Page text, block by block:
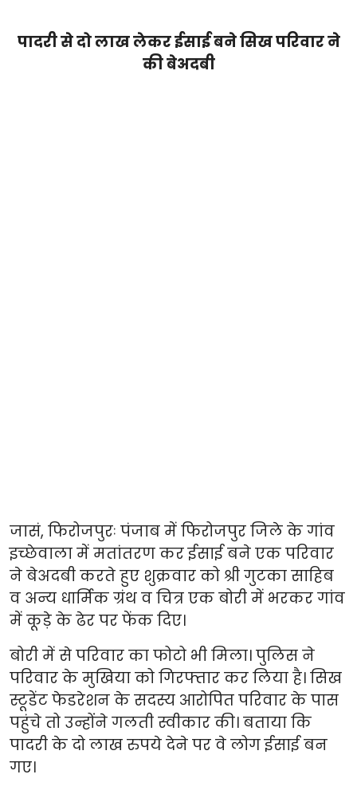
पादरी से दो लाख लेकर ईसाई बने सिख परिवार ने
की बेअदबी
जासं, फिरोजपुरः पंजाब में फिरोजपुर जिले के गांव
इच्छेवाला में मतांतरण कर ईसाई बने एक परिवार
ने बेअदबी करते हुए शुक्रवार को श्री गुटका साहिब
व अन्य धार्मिक ग्रंथ व चित्र एक बोरी में भरकर गांव
में कूड़े के ढेर पर फेंक दिए।
बोरी में से परिवार का फोटो भी मिला। पुलिस ने
परिवार के मुखिया को गिरफ्तार कर लिया है। सिख
स्टूडेंट फेडरेशन के सदस्य आरोपित परिवार के पास
पहुंचे तो उन्होंने गलती स्वीकार की। बताया कि
पादरी के दो लाख रुपये देने पर वे लोग ईसाई बन
गए।